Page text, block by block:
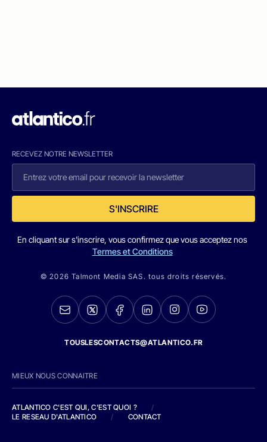
RECEVEZ NOTRE NEWSLETTER
S'INSCRIRE
En cliquant sur s'inscrire, vous confirmez que vous acceptez nos
Termes et Conditions
© 2026 Talmont Media SAS. tous droits réservés.
TOUSLESCONTACTS@ATLANTICO.FR
MIEUX NOUS CONNAITRE
ATLANTICO C'EST QUI, C'EST QUOI ?
/
LE RESEAU D'ATLANTICO
/ CONTACT